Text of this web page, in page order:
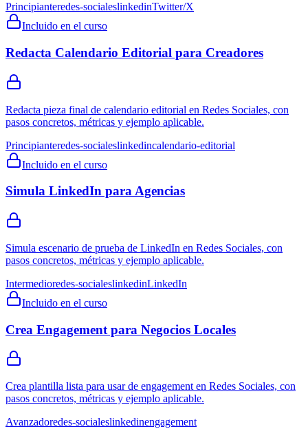
Principianteredes-socialeslinkedinTwitter/X
Incluido en el curso
Redacta Calendario Editorial para Creadores
Redacta pieza final de calendario editorial en Redes Sociales, con
pasos concretos, métricas y ejemplo aplicable.
Principianteredes-socialeslinkedincalendario-editorial
Incluido en el curso
Simula LinkedIn para Agencias
Simula escenario de prueba de LinkedIn en Redes Sociales, con
pasos concretos, métricas y ejemplo aplicable.
Intermedioredes-socialeslinkedinLinkedIn
Incluido en el curso
Crea Engagement para Negocios Locales
Crea plantilla lista para usar de engagement en Redes Sociales, con
pasos concretos, métricas y ejemplo aplicable.
Avanzadoredes-socialeslinkedinengagement